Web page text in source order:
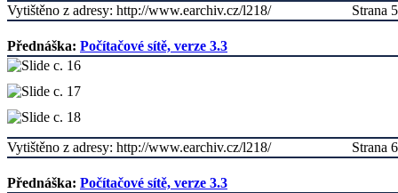
Strana 5
Vytištěno z adresy: http://www.earchiv.cz/l218/
Přednáška: Počítačové sítě, verze 3.3
Strana 6
Vytištěno z adresy: http://www.earchiv.cz/l218/
Přednáška: Počítačové sítě, verze 3.3